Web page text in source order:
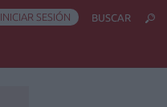
INICIAR SESIÓN BUSCAR